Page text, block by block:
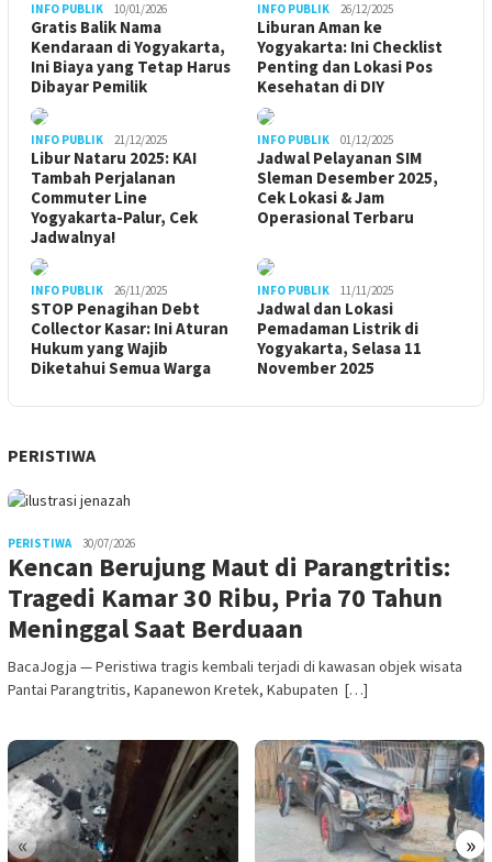
INFO PUBLIK 10/01/2026
Gratis Balik Nama
Kendaraan di Yogyakarta,
Ini Biaya yang Tetap Harus
Dibayar Pemilik
INFO PUBLIK 26/12/2025
Liburan Aman ke
Yogyakarta: Ini Checklist
Penting dan Lokasi Pos
Kesehatan di DIY
INFO PUBLIK 21/12/2025
Libur Nataru 2025: KAI
Tambah Perjalanan
Commuter Line
Yogyakarta-Palur, Cek
Jadwalnya!
INFO PUBLIK 01/12/2025
Jadwal Pelayanan SIM
Sleman Desember 2025,
Cek Lokasi & Jam
Operasional Terbaru
INFO PUBLIK 26/11/2025
STOP Penagihan Debt
Collector Kasar: Ini Aturan
Hukum yang Wajib
Diketahui Semua Warga
INFO PUBLIK 11/11/2025
Jadwal dan Lokasi
Pemadaman Listrik di
Yogyakarta, Selasa 11
November 2025
PERISTIWA
PERISTIWA 30/07/2026
Kencan Berujung Maut di Parangtritis:
Tragedi Kamar 30 Ribu, Pria 70 Tahun
Meninggal Saat Berduaan
BacaJogja — Peristiwa tragis kembali terjadi di kawasan objek wisata
Pantai Parangtritis, Kapanewon Kretek, Kabupaten […]
« »